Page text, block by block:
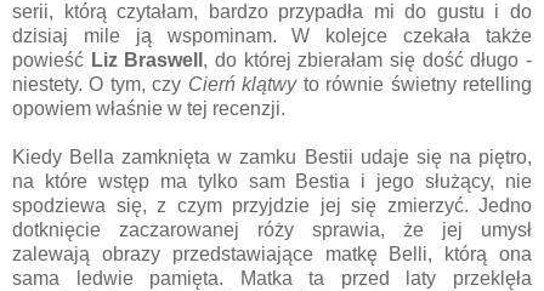
serii, którą czytałam, bardzo przypadła mi do gustu i do
dzisiaj mile ją wspominam. W kolejce czekała także
powieść Liz Braswell , do której zbierałam się dość długo -
niestety. O tym, czy Cierń klątwyto równie świetny retelling
opowiem właśnie w tej recenzji.
Kiedy Bella zamknięta w zamku Bestii udaje się na piętro,
na które wstęp ma tylko sam Bestia i jego służący, nie
spodziewa się, z czym przyjdzie jej się zmierzyć. Jedno
dotknięcie zaczarowanej róży sprawia, że jej umysł
zalewają obrazy przedstawiające matkę Belli, którą ona
sama ledwie pamięta. Matka ta przed laty przeklęła